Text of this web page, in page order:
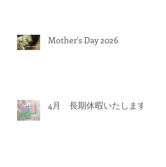
Mother's Day 2026
4月 長期休暇いたします